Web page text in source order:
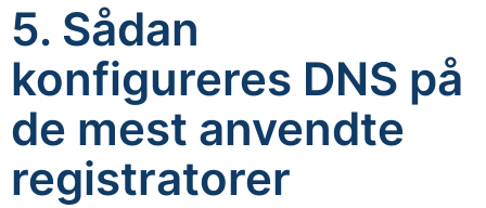
5. Sådan
konfigureres DNS på
de mest anvendte
registratorer